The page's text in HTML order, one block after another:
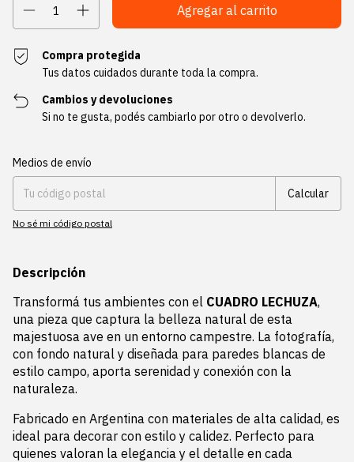
Compra protegida
Tus datos cuidados durante toda la compra.
Cambios y devoluciones
Si no te gusta, podés cambiarlo por otro o devolverlo.
Entregas para el CP:
Medios de envío
Calcular
No sé mi código postal
Descripción
Transformá tus ambientes con el CUADRO LECHUZA,
una pieza que captura la belleza natural de esta
majestuosa ave en un entorno campestre. La fotografía,
con fondo natural y diseñada para paredes blancas de
estilo campo, aporta serenidad y conexión con la
naturaleza.
Fabricado en Argentina con materiales de alta calidad, es
ideal para decorar con estilo y calidez. Perfecto para
quienes valoran la elegancia y el detalle en cada